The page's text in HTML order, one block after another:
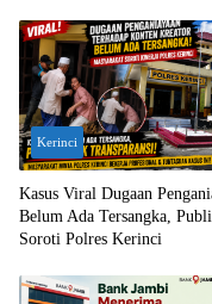
Kerinci
Kasus Viral Dugaan
Belum Ada Tersangka,
Soroti Polres Kerinci